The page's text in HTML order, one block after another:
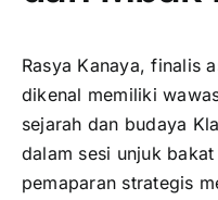
Rasya Kanaya, finalis
dikenal memiliki
sejarah dan budaya
dalam sesi unjuk
pemaparan strategis